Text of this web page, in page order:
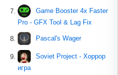
Game Booster 4x Faster
Pro - GFX Tool & Lag Fix
Pascal's Wager
Soviet Project - Хоррор
игра